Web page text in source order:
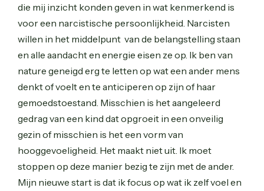
die mij inzicht konden geven in wat kenmerkend is
voor een narcistische persoonlijkheid. Narcisten
willen in het middelpunt van de belangstelling staan
en alle aandacht en energie eisen ze op. Ik ben van
nature geneigd erg te letten op wat een ander mens
denkt of voelt en te anticiperen op zijn of haar
gemoedstoestand. Misschien is het aangeleerd
gedrag van een kind dat opgroeit in een onveilig
gezin of misschien is het een vorm van
hooggevoeligheid. Het maakt niet uit. Ik moet
stoppen op deze manier bezig te zijn met de ander.
Mijn nieuwe start is dat ik focus op wat ik zelf voel en